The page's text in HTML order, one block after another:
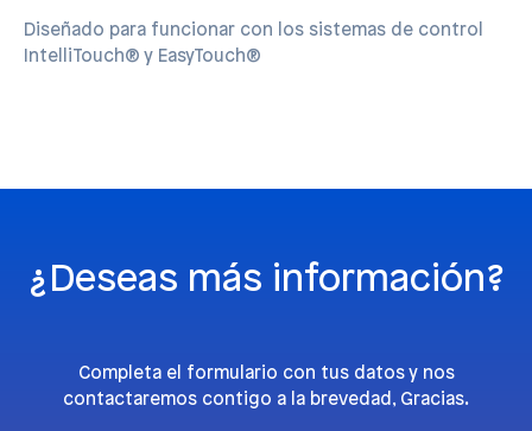
Diseñado para funcionar con los sistemas de control
IntelliTouch® y EasyTouch®
¿Deseas más información?
Completa el formulario con tus datos y nos
contactaremos contigo a la brevedad, Gracias.